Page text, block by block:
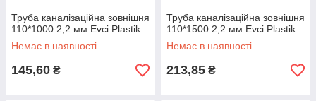
Труба каналізаційна зовнішня
110*1000 2,2 мм Evci Plastik
Немає в наявності
145,60 ₴
Труба каналізаційна зовнішня
110*1500 2,2 мм Evci Plastik
Немає в наявності
213,85 ₴